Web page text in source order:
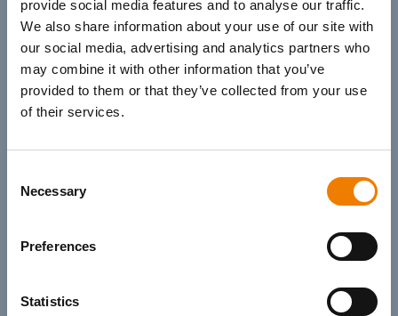
provide social media features and to analyse our traffic.
We also share information about your use of our site with
our social media, advertising and analytics partners who
may combine it with other information that you’ve
provided to them or that they’ve collected from your use
of their services.
Selection
Necessary
Preferences
Statistics
€215.00 Buchen
WORKING AT HEIGHTS - REFRESHER
24.09.2026- 24.09.2026- 09:00- 16:45
Offen
0%
€385.00 Buchen